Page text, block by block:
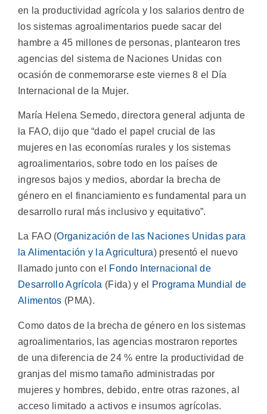
en la productividad agrícola y los salarios dentro de
los sistemas agroalimentarios puede sacar del
hambre a 45 millones de personas, plantearon tres
agencias del sistema de Naciones Unidas con
ocasión de conmemorarse este viernes 8 el Día
Internacional de la Mujer.
María Helena Semedo, directora general adjunta de
la FAO, dijo que “dado el papel crucial de las
mujeres en las economías rurales y los sistemas
agroalimentarios, sobre todo en los países de
ingresos bajos y medios, abordar la brecha de
género en el financiamiento es fundamental para un
desarrollo rural más inclusivo y equitativo”.
La FAO (Organización de las Naciones Unidas para
la Alimentación y la Agricultura) presentó el nuevo
llamado junto con el Fondo Internacional de
Desarrollo Agrícola (Fida) y el
Programa Mundial de
Alimentos (PMA).
Como datos de la brecha de género en los sistemas
agroalimentarios, las agencias mostraron reportes
de una diferencia de 24 % entre la productividad de
granjas del mismo tamaño administradas por
mujeres y hombres, debido, entre otras razones, al
acceso limitado a activos e insumos agrícolas.